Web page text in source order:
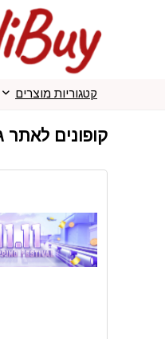
קטגוריות מוצרים
קופונים לאתר